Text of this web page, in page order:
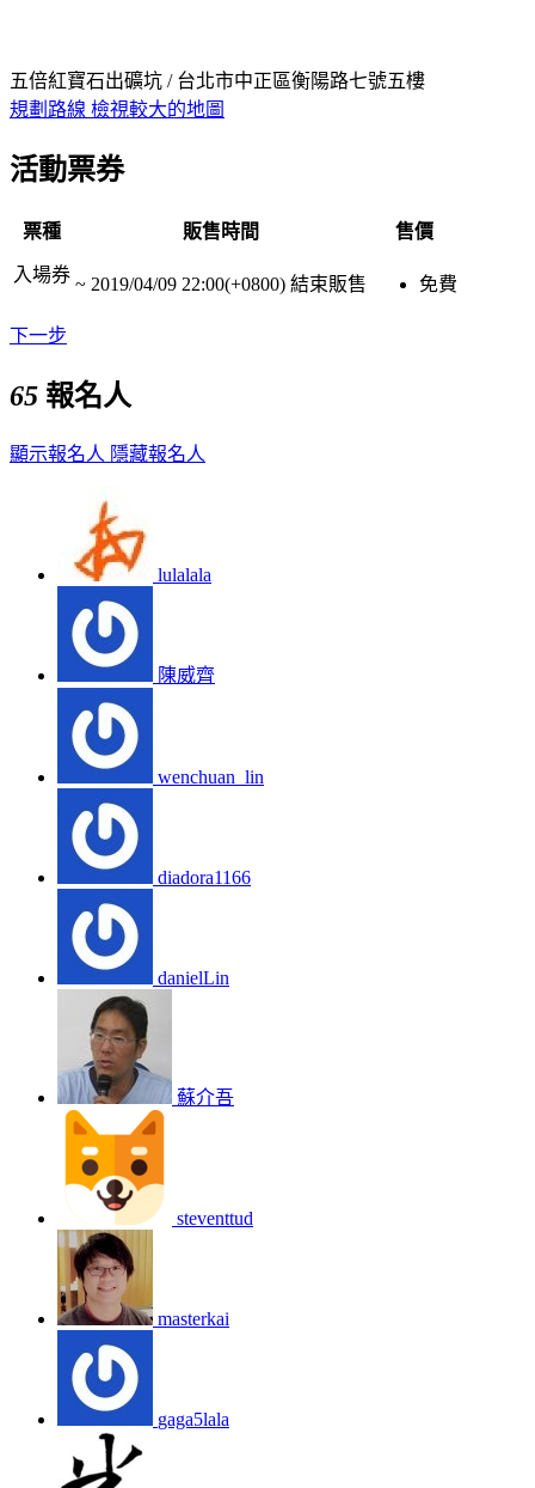
五倍紅寶石出礦坑 / 台北市中正區衡陽路七號五樓
規劃路線 檢視較大的地圖
活動票券
票種 販售時間 售價
入場券 ~ 2019/04/09 22:00(+0800) 結束販售 免費
下一步
65 報名人
顯示報名人 隱藏報名人
lulalala
陳威齊
wenchuan_lin
diadora1166
danielLin
蘇介吾
steventtud
masterkai
gaga5lala